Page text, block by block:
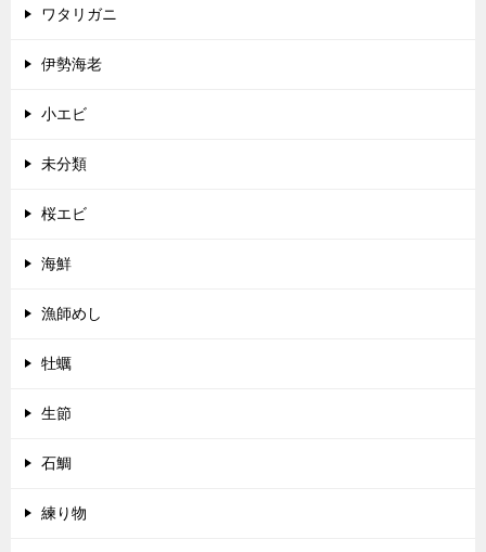
ワタリガニ
伊勢海老
小エビ
未分類
桜エビ
海鮮
漁師めし
牡蠣
生節
石鯛
練り物